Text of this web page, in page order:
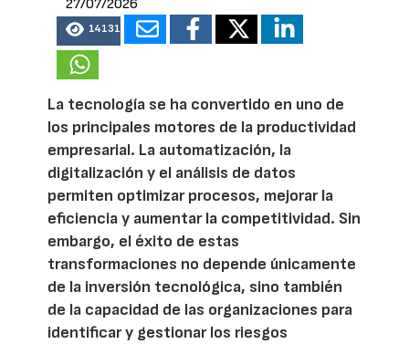
27/07/2026
14131
La tecnología se ha convertido en uno de
los principales motores de la productividad
empresarial. La automatización, la
digitalización y el análisis de datos
permiten optimizar procesos, mejorar la
eficiencia y aumentar la competitividad. Sin
embargo, el éxito de estas
transformaciones no depende únicamente
de la inversión tecnológica, sino también
de la capacidad de las organizaciones para
identificar y gestionar los riesgos